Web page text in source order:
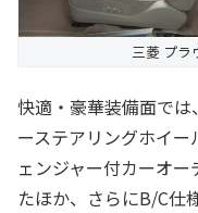
三菱 プラ
快適・豪華装備面で
ーステアリングホイ
ェンジャー付カーオ
たほか、さらにB/C仕